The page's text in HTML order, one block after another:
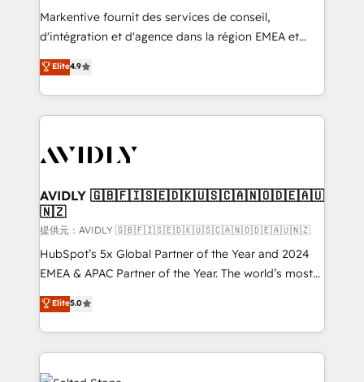
Build high-performing websites with UX, messaging,
& conversion strategy that drive results. 🤖AI
AI, & maximize AEO with tailored AI services. 🧩
Integrations: Extend HubSpot with custom
Markentive fournit des services de conseil,
d'intégration et d'agence dans la région EMEA et
North America. Avec plus de 115 experts en
marketing automation, Growth, Revops, CRM et
webdesign. Markentive is both a consulting firm, a
digital agency and an integrator. With over 115
CRM and webdesign (We focus on EMEA - USA
Elite4.9
AVIDLY 🇬🇧🇫🇮🇸🇪🇩🇰🇺🇸🇨🇦🇳🇴🇩🇪🇦🇺
🇳🇿
提供元：AVIDLY 🇬🇧🇫🇮🇸🇪🇩🇰🇺🇸🇨🇦🇳🇴🇩🇪🇦🇺🇳🇿
HubSpot’s 5x Global Partner of the Year and 2024
EMEA & APAC Partner of the Year. The world’s most
experienced and fully accredited HubSpot Solutions
Partner. 🚀 With 2,750+ HubSpot projects delivered
and 370+ specialists across EMEA, APAC and NAM,
we de-risk complex CRM programmes and
accelerate ROI across every HubSpot Hub. 🧭 From
Elite5.0